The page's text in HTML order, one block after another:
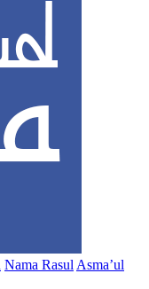
Nama Rasul Asma’ul